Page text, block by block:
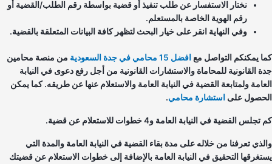
نختار الاستفسار عن طلب تنفيذ أو قضية بواسطة رقم الطلب/القضية أو
رقم الهوية الخاصة بالمستعلم.
وفي النهاية انقر على خيار البحث لتظهر كافة البيانات المتعلقة بالقضية.
يمكنكم التواصل معافضل 15 محامي في جدة السعودية
من منصة محامين
القانونية للمحاماة والاستشارات القانونية من أجل رفع دعوى في النيابة
ولمتابعة القضية في النيابة العامة والاستعلام عنها عن طريقه. كما يمكن
علىاستشارة محامي.
القضية في النيابة العامة و4 خطوات للاستعلام عن قضية.
تعرفنا من خلاله على مدة بقاء القضية في النيابة العامة والمدة التي
التحقيق في النيابة العامة بالإضافة إلى خطوات الاستعلام عن قضيتك